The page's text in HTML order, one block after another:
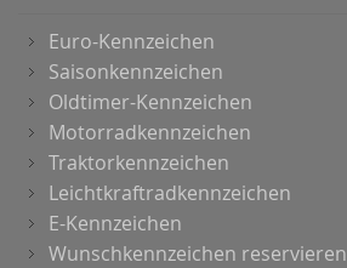
Euro-Kennzeichen
Saisonkennzeichen
Oldtimer-Kennzeichen
Motorradkennzeichen
Traktorkennzeichen
Leichtkraftradkennzeichen
E-Kennzeichen
Wunschkennzeichen reservieren